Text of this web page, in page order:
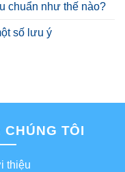
chuẩn như thế nào?
số lưu ý
CHÚNG TÔI
thiệu